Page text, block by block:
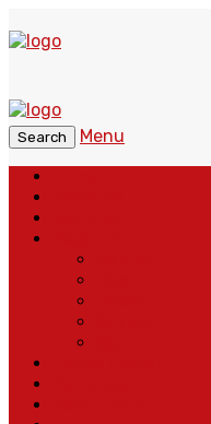
Search
Menu